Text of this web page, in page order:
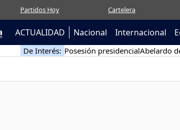
Partidos Hoy Cartelera
ACTUALIDAD Nacional Internacional
De Interés: Posesión presidencialAbelardo